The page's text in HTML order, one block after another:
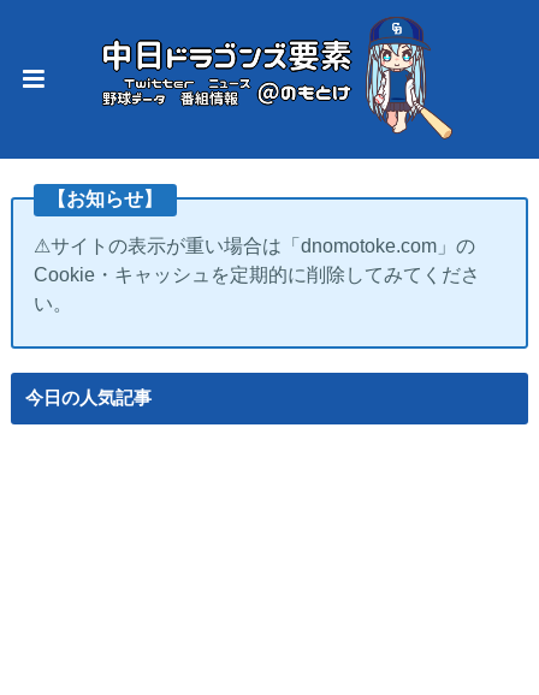
【お知らせ】
⚠サイトの表示が重い場合は「dnomotoke.com」の
Cookie・キャッシュを定期的に削除してみてくださ
い。
今日の人気記事